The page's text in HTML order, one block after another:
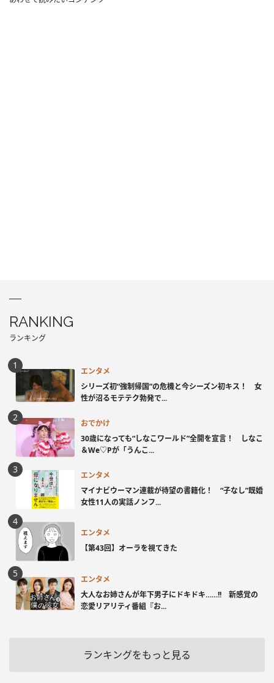
RANKING
ランキング
エンタメ
シリーズ初“強制帰国”の危機と今シーズン初キス！ 女
性が沼るモテテク勃発で...
おでかけ
30歳になっても“しなこワールド”全開を宣言！ しなこ
＆We♡Pが「うんこ...
エンタメ
マイナビウーマン連載が待望の書籍化！ “子なし”既婚
女性11人の実話ノンフ...
エンタメ
【第43回】オーラを視てきた
エンタメ
大人なお姉さんが年下男子にドキドキ……!! 新感覚の
恋愛リアリティ番組『お...
ランキングをもっと見る